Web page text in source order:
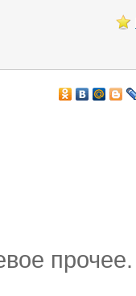
прочее.